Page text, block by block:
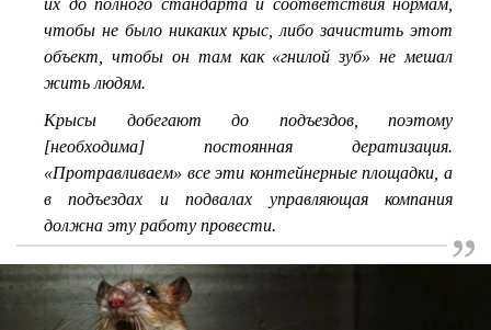
чтобы не было никаких крыс, либо зачистить этот
объект, чтобы он там как «гнилой зуб» не мешал
жить людям.
Крысы добегают до подъездов, поэтому
[необходима] постоянная дератизация.
«Протравливаем» все эти контейнерные площадки, а
в подъездах и подвалах управляющая компания
должна эту работу провести.